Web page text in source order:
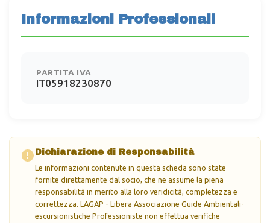
Informazioni Professionali
PARTITA IVA
IT05918230870
Dichiarazione di Responsabilità
Le informazioni contenute in questa scheda sono state
fornite direttamente dal socio, che ne assume la piena
responsabilità in merito alla loro veridicità, completezza e
correttezza. LAGAP - Libera Associazione Guide Ambientali-
escursionistiche Professioniste non effettua verifiche